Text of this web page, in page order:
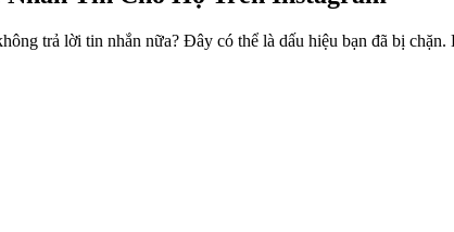
trả lời tin nhắn nữa? Đây có thể là dấu hiệu bạn đã bị